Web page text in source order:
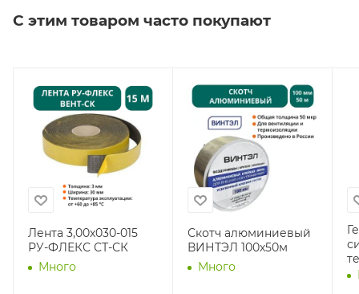
С этим товаром часто покупают
Лента 3,00х030-015
РУ-ФЛЕКС СТ-СК
Много
Скотч алюминиевый
ВИНТЭЛ 100х50м
Много